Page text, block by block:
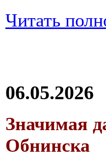
Читать
06.05.2026
Значимая
Обнинска